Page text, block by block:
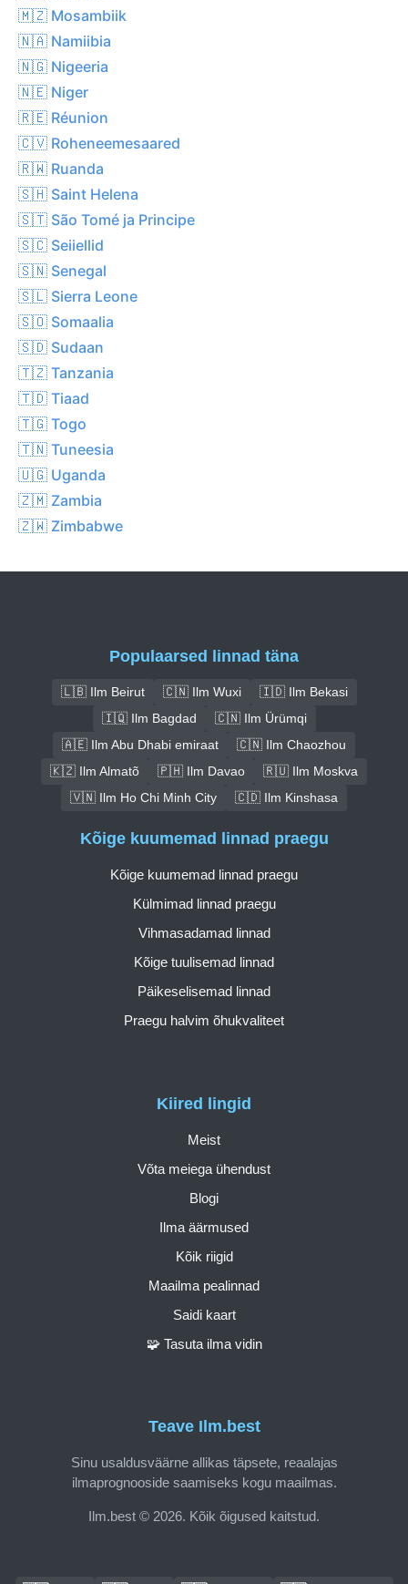
🇲🇿 Mosambiik
🇳🇦 Namiibia
🇳🇬 Nigeeria
🇳🇪 Niger
🇷🇪 Réunion
🇨🇻 Roheneemesaared
🇷🇼 Ruanda
🇸🇭 Saint Helena
🇸🇹 São Tomé ja Principe
🇸🇨 Seiiellid
🇸🇳 Senegal
🇸🇱 Sierra Leone
🇸🇴 Somaalia
🇸🇩 Sudaan
🇹🇿 Tanzania
🇹🇩 Tiaad
🇹🇬 Togo
🇹🇳 Tuneesia
🇺🇬 Uganda
🇿🇲 Zambia
🇿🇼 Zimbabwe
Populaarsed linnad täna
🇱🇧 Ilm Beirut 🇨🇳 Ilm Wuxi
🇮🇩 Ilm Bekasi
🇮🇶 Ilm Bagdad
🇨🇳 Ilm Ürümqi
🇦🇪 Ilm Abu Dhabi emiraat
🇨🇳 Ilm Chaozhou
🇰🇿 Ilm Almatõ
🇵🇭 Ilm Davao
🇷🇺 Ilm Moskva
🇻🇳 Ilm Ho Chi Minh City
🇨🇩 Ilm Kinshasa
Teave Ilm.best
Sinu usaldusväärne allikas täpsete, reaalajas
ilmaprognooside saamiseks kogu maailmas.
Ilm.best © 2026. Kõik õigused kaitstud.
Kiired lingid
Meist
Võta meiega ühendust
Blogi
Ilma äärmused
Kõik riigid
Maailma pealinnad
Saidi kaart
🧩 Tasuta ilma vidin
Kõige kuumemad linnad praegu
Kõige kuumemad linnad praegu
Külmimad linnad praegu
Vihmasadamad linnad
Kõige tuulisemad linnad
Päikeselisemad linnad
Praegu halvim õhukvaliteet